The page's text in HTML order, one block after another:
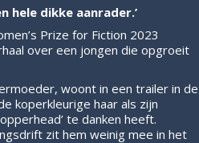
hele dikke aanrader.’
Prize for Fiction 2023
over een jongen die opgroeit
woont in een trailer in de
koperkleurige haar als zijn
te danken heeft.
zit hem weinig mee in het